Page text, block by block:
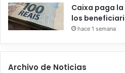
Caixa paga la
los
hace 1 semana
Archivo de Noticias